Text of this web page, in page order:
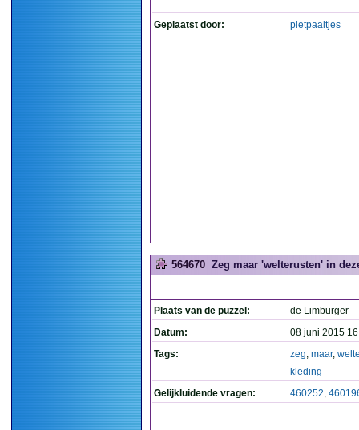
Geplaatst door: pietpaaltjes
564670 Zeg maar 'welterusten' in
Plaats van de puzzel:
de Limburger
Datum:
08 juni 2015
Tags:
zeg, maar,
kleding
Gelijkluidende vragen:
460252,